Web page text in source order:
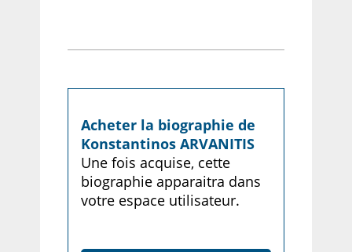
Acheter la biographie de
Konstantinos ARVANITIS
Une fois acquise, cette
biographie apparaitra dans
votre espace utilisateur.